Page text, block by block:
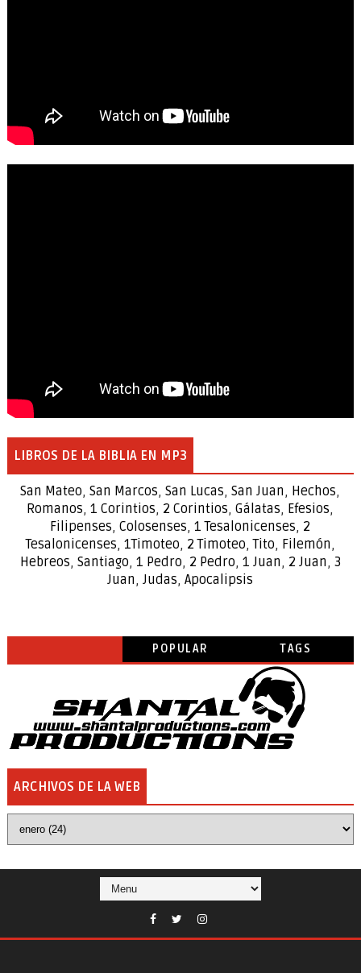
LIBROS DE LA BIBLIA EN MP3
San Mateo,San Marcos,San Lucas,San Juan, Hechos,
Romanos,1 Corintios, 2 Corintios,Gálatas, Efesios,
Filipenses,Colosenses,1Tesalonicenses, 2
Tesalonicenses, 1Timoteo, 2Timoteo, Tito, Filemón,
Hebreos, Santiago, 1 Pedro, 2 Pedro, 1 Juan, 2 Juan, 3
Juan,Judas,Apocalipsis
POPULAR TAGS
ARCHIVOS DE LA WEB